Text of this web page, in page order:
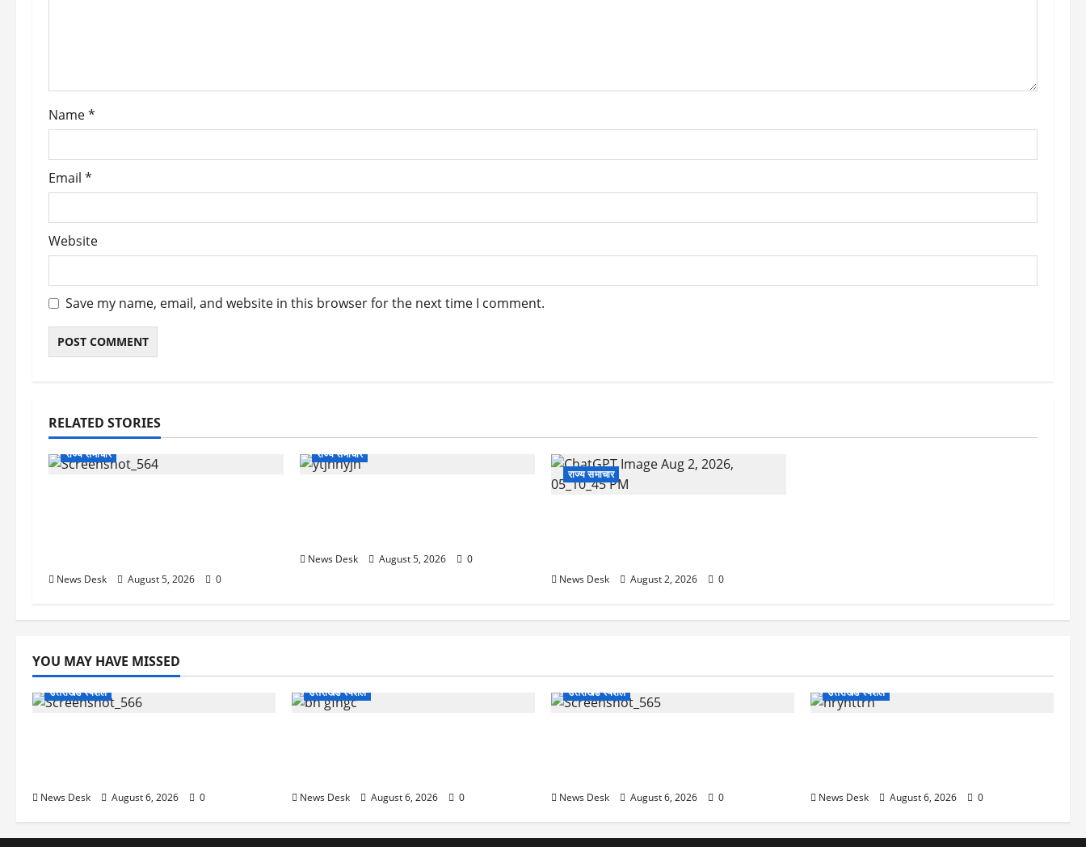
o
n
Name*
Email *
Website
Save my name, email, and website in this browser for the next time I comment.
RELATED STORIES
राज्य समाचार
News Desk August 5, 2026 0
राज्य समाचार
News Desk August 5, 2026 0
राज्य समाचार
News Desk August 2, 2026 0
YOU MAY HAVE MISSED
उत्तराखंड स्पेशल
News Desk August 6, 2026 0
उत्तराखंड स्पेशल
News Desk August 6, 2026 0
उत्तराखंड स्पेशल
News Desk August 6, 2026 0
उत्तराखंड स्पेशल
News Desk August 6, 2026 0